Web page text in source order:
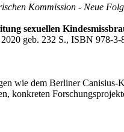
Kommission - Neue
sexuellen
geb. 232 S., ISBN 978-3-
wie dem Berliner
konkreten